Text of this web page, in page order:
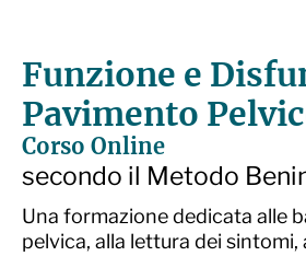
Funzione e
Pavimento
Corso Online
secondo il Metodo
Una formazione dedicata alle
pelvica, alla lettura dei sintomi,